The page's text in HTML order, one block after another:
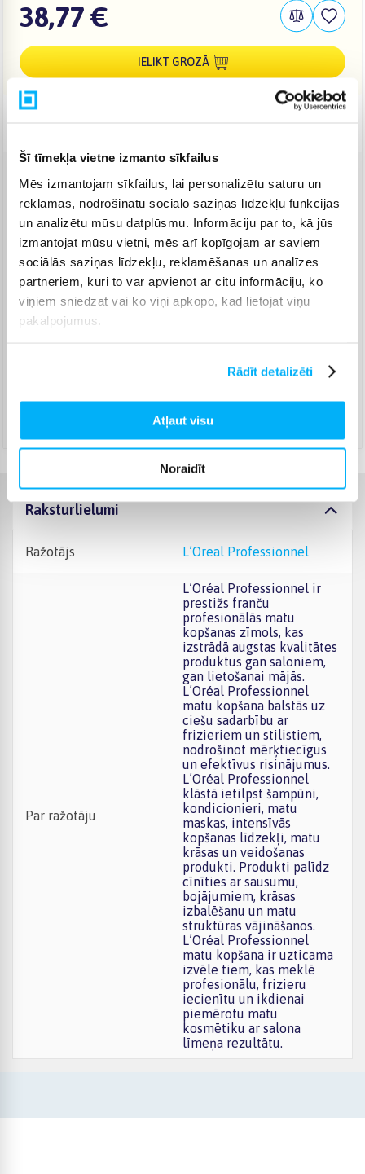
Šī tīmekļa vietne izmanto sīkfailus
Mēs izmantojam sīkfailus, lai personalizētu saturu un
reklāmas, nodrošinātu sociālo saziņas līdzekļu funkcijas
un analizētu mūsu datplūsmu. Informāciju par to, kā jūs
izmantojat mūsu vietni, mēs arī kopīgojam ar saviem
sociālās saziņas līdzekļu, reklamēšanas un analīzes
partneriem, kuri to var apvienot ar citu informāciju, ko
viņiem sniedzat vai ko viņi apkopo, kad lietojat viņu
pakalpojumus.
Rādīt detalizēti
Atļaut visu
Noraidīt
38,77 €
IELIKT GROZĀ
Venipak pakomāts (2,99 €)
Augusts 18d. - Augusts 26d.
Venipak Kurjers (3,99 €)
Apmaksā pilnu summu skaidrā naudā piegādes brīdī.
Augusts 18d. - Augusts 27d.
Omniva pakomāts (3,99 €)
Augusts 18d. - Augusts 26d.
Smartposti pakomāts
Augusts 18d. - Augusts 27d.
Raksturlielumi
Ražotājs L’Oreal Professionnel
Par ražotāju
L’Oréal Professionnel ir
prestižs franču
profesionālās matu
kopšanas zīmols, kas
izstrādā augstas kvalitātes
produktus gan saloniem,
gan lietošanai mājās.
L’Oréal Professionnel
matu kopšana balstās uz
ciešu sadarbību ar
frizieriem un stilistiem,
nodrošinot mērķtiecīgus
un efektīvus risinājumus.
L’Oréal Professionnel
klāstā ietilpst šampūni,
kondicionieri, matu
maskas, intensīvās
kopšanas līdzekļi, matu
krāsas un veidošanas
produkti. Produkti palīdz
cīnīties ar sausumu,
bojājumiem, krāsas
izbalēšanu un matu
struktūras vājināšanos.
L’Oréal Professionnel
matu kopšana ir uzticama
izvēle tiem, kas meklē
profesionālu, frizieru
iecienītu un ikdienai
piemērotu matu
kosmētiku ar salona
līmeņa rezultātu.